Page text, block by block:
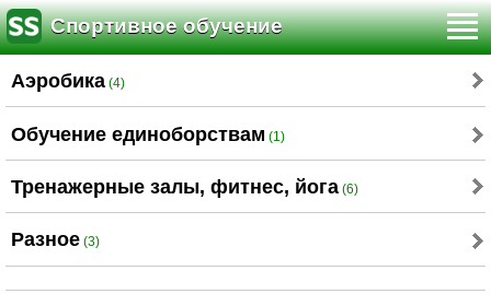
Спортивное обучение
Аэробика (4)
Обучение единоборствам (1)
Тренажерные залы, фитнес, йога (6)
Разное (3)